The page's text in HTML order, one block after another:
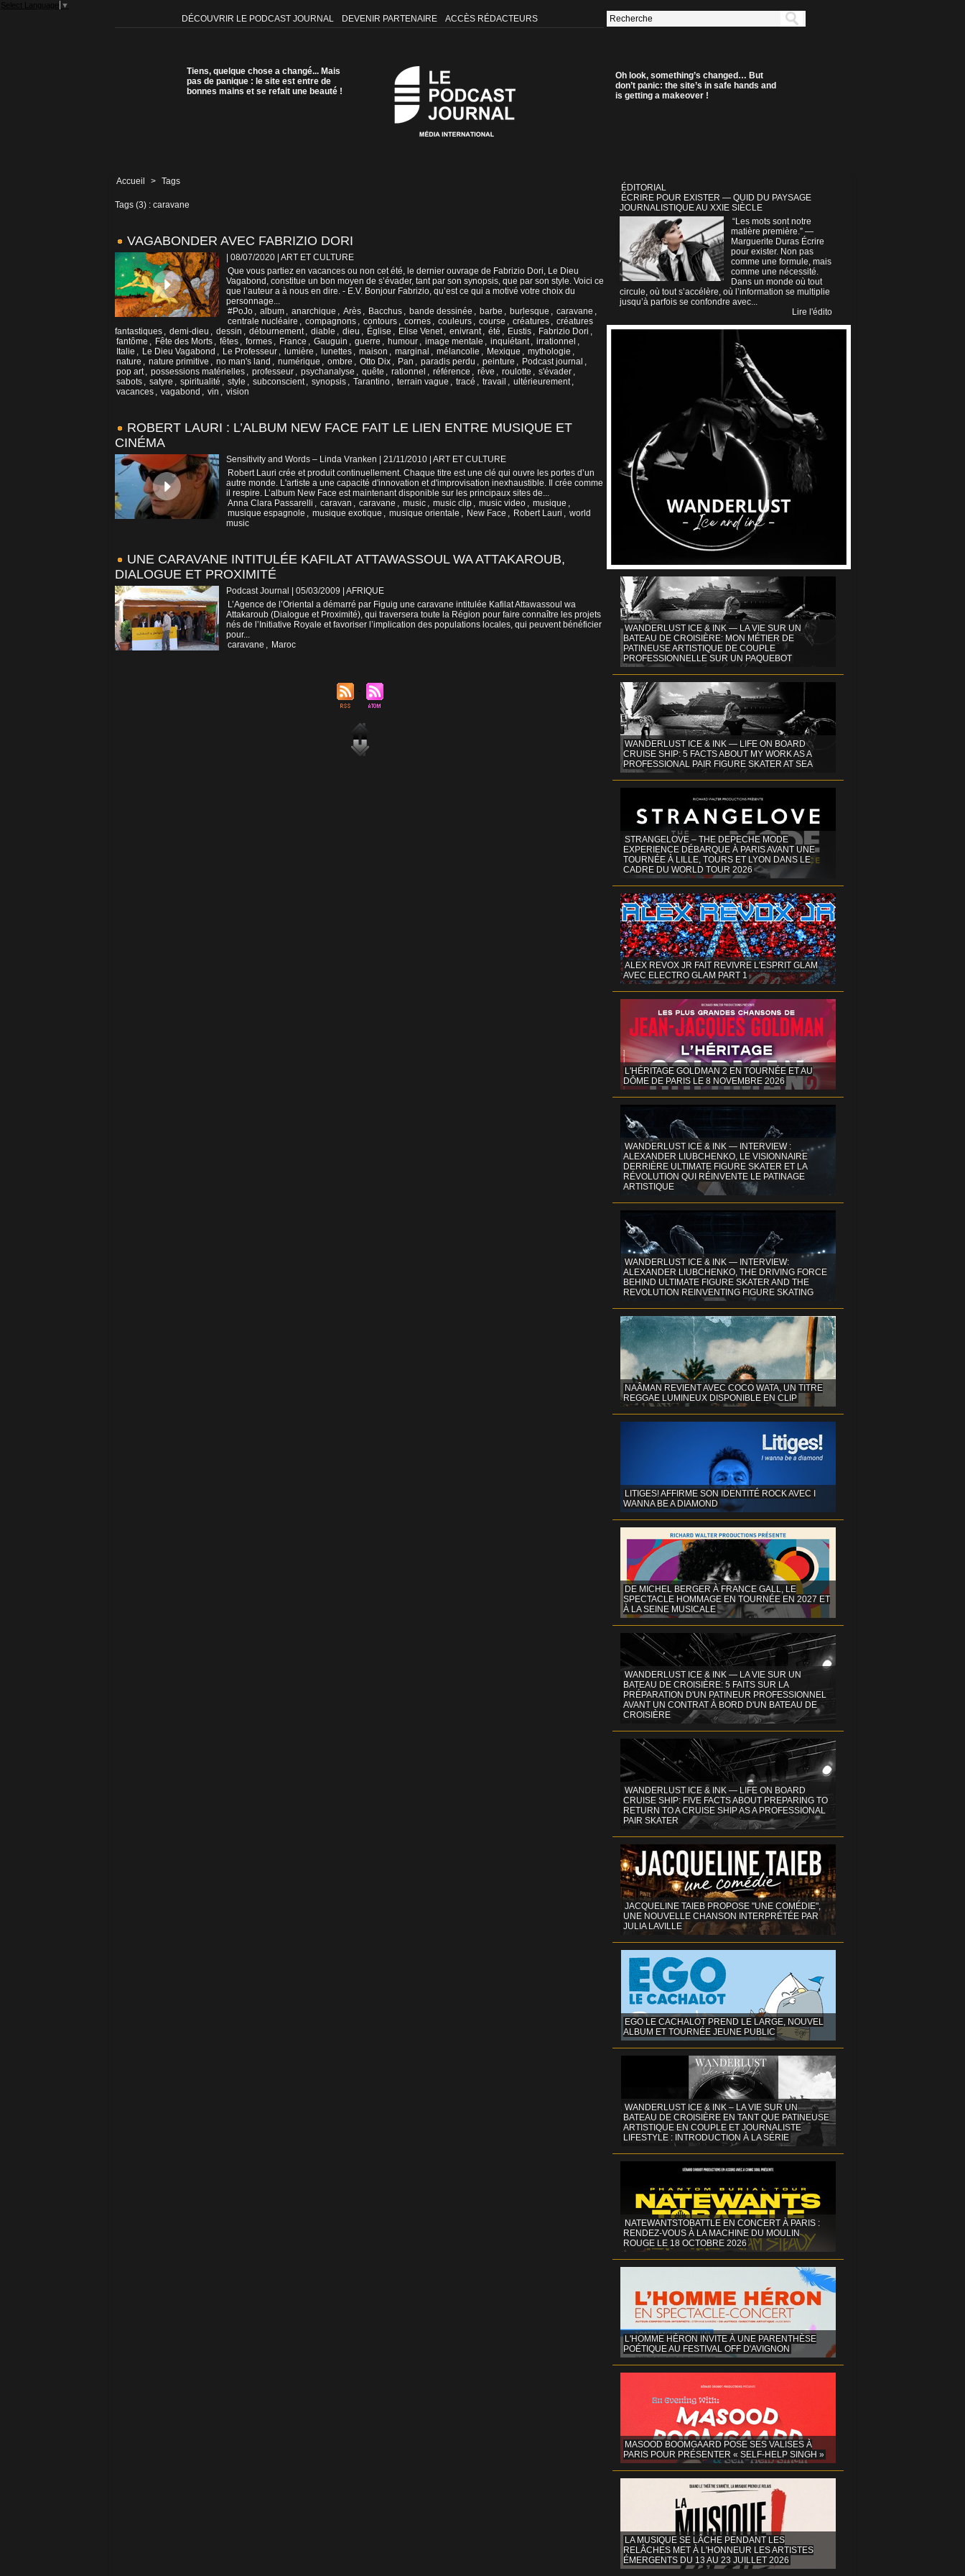
Select Language ▼
DÉCOUVRIR LE PODCAST JOURNAL DEVENIR PARTENAIRE ACCÈS RÉDACTEURS
Tiens, quelque chose a changé... Mais
pas de panique : le site est entre de
bonnes mains et se refait une beauté !
Oh look, something’s changed… But
don’t panic: the site’s in safe hands and
is getting a makeover !
Accueil > Tags
Tags (3) : caravane
VAGABONDER AVEC FABRIZIO DORI
| 08/07/2020 ART ET CULTURE
Que vous partiez en vacances ou non cet été, le dernier ouvrage de Fabrizio Dori, Le Dieu
Vagabond, constitue un bon moyen de s’évader, tant par son synopsis, que par son style. Voici ce
que l’auteur a à nous en dire. - E.V. Bonjour Fabrizio, qu’est ce qui a motivé votre choix du
personnage...
#PoJo , album , anarchique , Arès , Bacchus , bande dessinée , barbe , burlesque , caravane ,
centrale nucléaire , compagnons , contours , cornes , couleurs , course , créatures , créatures
fantastiques , demi-dieu , dessin , détournement , diable , dieu , Église , Elise Venet , enivrant , été , Eustis , Fabrizio Dori ,
fantôme , Fête des Morts , fêtes , formes , France , Gauguin , guerre , humour , image mentale , inquiétant , irrationnel ,
Italie , Le Dieu Vagabond , Le Professeur , lumière , lunettes , maison , marginal , mélancolie , Mexique , mythologie ,
nature , nature primitive , no man's land , numérique , ombre , Otto Dix , Pan , paradis perdu , peinture , Podcast journal ,
pop art , possessions matérielles , professeur , psychanalyse , quête , rationnel , référence , rêve , roulotte , s'évader ,
sabots , satyre , spiritualité , style , subconscient , synopsis , Tarantino , terrain vague , tracé , travail , ultérieurement ,
vacances , vagabond , vin , vision
ROBERT LAURI : L’ALBUM NEW FACE FAIT LE LIEN ENTRE MUSIQUE ET
CINÉMA
Sensitivity and Words – Linda Vranken | 21/11/2010 ART ET CULTURE
Robert Lauri crée et produit continuellement. Chaque titre est une clé qui ouvre les portes d’un
autre monde. L'artiste a une capacité d'innovation et d'improvisation inexhaustible. Il crée comme
il respire. L’album New Face est maintenant disponible sur les principaux sites de...
Anna Clara Passarelli , caravan , caravane , music , music clip , music video , musique ,
musique espagnole , musique exotique , musique orientale , New Face , Robert Lauri , world
music
UNE CARAVANE INTITULÉE KAFILAT ATTAWASSOUL WA ATTAKAROUB,
DIALOGUE ET PROXIMITÉ
Podcast Journal | 05/03/2009
AFRIQUE
L’Agence de l’Oriental a démarré par Figuig une caravane intitulée Kafilat Attawassoul wa
Attakaroub (Dialogue et Proximité), qui traversera toute la Région pour faire connaître les projets
nés de l’Initiative Royale et favoriser l’implication des populations locales, qui peuvent bénéficier
pour...
caravane , Maroc
ÉDITORIAL
ÉCRIRE POUR EXISTER — QUID DU PAYSAGE
JOURNALISTIQUE AU XXIE SIÈCLE
“Les mots sont notre
matière première.” —
Marguerite Duras Écrire
pour exister. Non pas
comme une formule, mais
comme une nécessité.
Dans un monde où tout
circule, où tout s’accélère, où l’information se multiplie
jusqu’à parfois se confondre avec...
Lire l'édito
WANDERLUST ICE & INK — LA VIE SUR UN
BATEAU DE CROISIÈRE: MON MÉTIER DE
PATINEUSE ARTISTIQUE DE COUPLE
PROFESSIONNELLE SUR UN PAQUEBOT
WANDERLUST ICE & INK — LIFE ON BOARD
CRUISE SHIP: 5 FACTS ABOUT MY WORK AS A
PROFESSIONAL PAIR FIGURE SKATER AT SEA
STRANGELOVE – THE DEPECHE MODE
EXPERIENCE DÉBARQUE À PARIS AVANT UNE
TOURNÉE À LILLE, TOURS ET LYON DANS LE
CADRE DU WORLD TOUR 2026
ALEX REVOX JR FAIT REVIVRE L'ESPRIT GLAM
AVEC ELECTRO GLAM PART 1
L'HÉRITAGE GOLDMAN 2 EN TOURNÉE ET AU
DÔME DE PARIS LE 8 NOVEMBRE 2026
WANDERLUST ICE & INK — INTERVIEW :
ALEXANDER LIUBCHENKO, LE VISIONNAIRE
DERRIÈRE ULTIMATE FIGURE SKATER ET LA
RÉVOLUTION QUI RÉINVENTE LE PATINAGE
ARTISTIQUE
WANDERLUST ICE & INK — INTERVIEW:
ALEXANDER LIUBCHENKO, THE DRIVING FORCE
BEHIND ULTIMATE FIGURE SKATER AND THE
REVOLUTION REINVENTING FIGURE SKATING
NAÂMAN REVIENT AVEC COCO WATA, UN TITRE
REGGAE LUMINEUX DISPONIBLE EN CLIP
LITIGES! AFFIRME SON IDENTITÉ ROCK AVEC I
WANNA BE A DIAMOND
DE MICHEL BERGER À FRANCE GALL, LE
SPECTACLE HOMMAGE EN TOURNÉE EN 2027 ET
À LA SEINE MUSICALE
WANDERLUST ICE & INK — LA VIE SUR UN
BATEAU DE CROISIÈRE: 5 FAITS SUR LA
PRÉPARATION D'UN PATINEUR PROFESSIONNEL
AVANT UN CONTRAT À BORD D'UN BATEAU DE
CROISIÈRE
WANDERLUST ICE & INK — LIFE ON BOARD
CRUISE SHIP: FIVE FACTS ABOUT PREPARING TO
RETURN TO A CRUISE SHIP AS A PROFESSIONAL
PAIR SKATER
JACQUELINE TAIEB PROPOSE "UNE COMÉDIE",
UNE NOUVELLE CHANSON INTERPRÉTÉE PAR
JULIA LAVILLE
EGO LE CACHALOT PREND LE LARGE, NOUVEL
ALBUM ET TOURNÉE JEUNE PUBLIC
WANDERLUST ICE & INK – LA VIE SUR UN
BATEAU DE CROISIÈRE EN TANT QUE PATINEUSE
ARTISTIQUE EN COUPLE ET JOURNALISTE
LIFESTYLE : INTRODUCTION À LA SÉRIE
NATEWANTSTOBATTLE EN CONCERT À PARIS :
RENDEZ-VOUS À LA MACHINE DU MOULIN
ROUGE LE 18 OCTOBRE 2026
L'HOMME HÉRON INVITE À UNE PARENTHÈSE
POÉTIQUE AU FESTIVAL OFF D'AVIGNON
MASOOD BOOMGAARD POSE SES VALISES À
PARIS POUR PRÉSENTER « SELF-HELP SINGH »
LA MUSIQUE SE LÂCHE PENDANT LES
RELÂCHES MET À L'HONNEUR LES ARTISTES
ÉMERGENTS DU 13 AU 23 JUILLET 2026